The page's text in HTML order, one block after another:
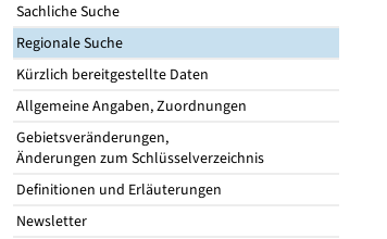
Sachliche Suche
Regionale Suche
Kürzlich bereitgestellte Daten
Allgemeine Angaben, Zuordnungen
Gebietsveränderungen,
Änderungen zum Schlüsselverzeichnis
Definitionen und Erläuterungen
Newsletter